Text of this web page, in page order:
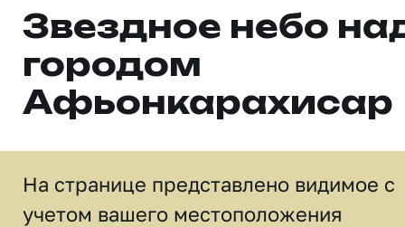
Звездное небо
городом
Афьонкарахисар
На странице представлено видимое c
учетом вашего местоположения